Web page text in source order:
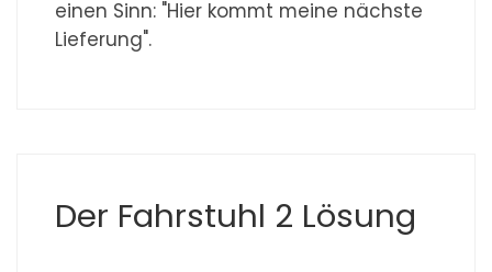
einen Sinn: "Hier kommt meine nächste
Lieferung".
Der Fahrstuhl 2 Lösung